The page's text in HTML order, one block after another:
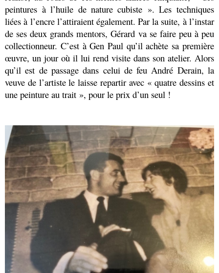
peintures à l’huile de nature cubiste ». Les techniques
liées à l’encre l’attiraient également. Par la suite, à l’instar
de ses deux grands mentors, Gérard va se faire peu à peu
collectionneur. C’est à Gen Paul qu’il achète sa première
œuvre, un jour où il lui rend visite dans son atelier. Alors
qu’il est de passage dans celui de feu André Derain, la
veuve de l’artiste le laisse repartir avec « quatre dessins et
une peinture au trait », pour le prix d’un seul !